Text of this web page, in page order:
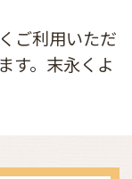
ご利用いただ
す。末永くよ